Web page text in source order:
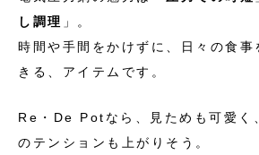
し調理 」。
時間や手間をかけずに、日々の食事
きる、アイテムです。
Re・De Potなら、見ためも可愛く
のテンションも上がりそう。